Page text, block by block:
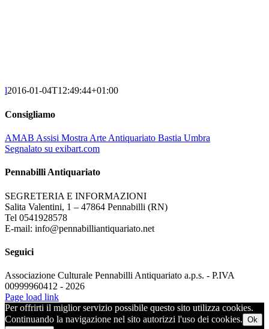
l2016-01-04T12:49:44+01:00
Consigliamo
AMAB Assisi Mostra Arte Antiquariato Bastia Umbra
Segnalato su exibart.com
Pennabilli Antiquariato
SEGRETERIA E INFORMAZIONI
Salita Valentini, 1 – 47864 Pennabilli (RN)
Tel 0541928578
E-mail: info@pennabilliantiquariato.net
Seguici
Associazione Culturale Pennabilli Antiquariato a.p.s. - P.IVA
00999960412 - 2026
Page load link
Per offrirti il miglior servizio possibile questo sito utilizza cookies.
Continuando la navigazione nel sito autorizzi l'uso dei cookies. Ok